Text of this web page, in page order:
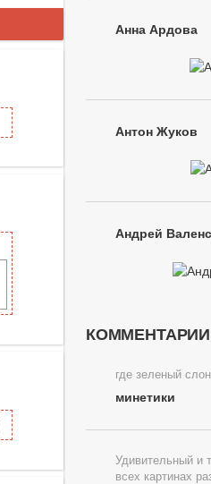
Анна Ардова
Антон Жуков
Андрей
КОММЕНТАРИИ
где зеленый
минетики
Удивительный и
всех картинах